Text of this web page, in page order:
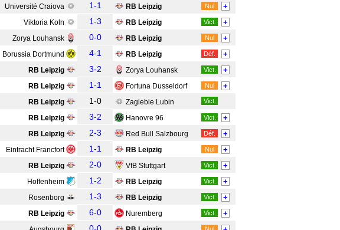
Université Craiova 1-1 RB Leipzig Nul +
Viktoria Koln 1-3 RB Leipzig Vict. +
Zorya Louhansk 0-0 RB Leipzig Nul +
Borussia Dortmund 4-1 RB Leipzig Déf. +
RB Leipzig 3-2 Zorya Louhansk Vict. +
RB Leipzig 1-1 Fortuna Dusseldorf Nul +
RB Leipzig 1-0 Zaglebie Lubin Vict.
RB Leipzig 3-2 Hanovre 96 Vict. +
RB Leipzig 2-3 Red Bull Salzbourg Déf. +
Eintracht Francfort 1-1 RB Leipzig Nul +
RB Leipzig 2-0 VfB Stuttgart Vict. +
Hoffenheim 1-2 RB Leipzig Vict. +
Rosenborg 1-3 RB Leipzig Vict. +
RB Leipzig 6-0 Nuremberg Vict. +